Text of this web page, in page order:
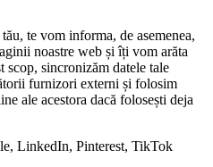
te vom informa, de asemenea,
noastre web și îți vom arăta
scop, sincronizăm datele tale
furnizori externi și folosim
ale acestora dacă folosești deja
LinkedIn, Pinterest, TikTok